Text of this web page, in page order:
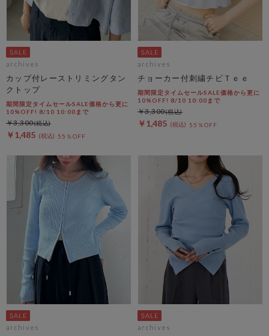
archives
カップ付レーストリミングタン
クトップ
期間限定タイムセールSALE価格から更に
10%OFF! 8/10 10:00まで
￥1,485 55％OFF
￥3,300
archives
チョーカー付刺繍チビＴｅｅ
期間限定タイムセールSALE価格から更に
10%OFF! 8/10 10:00まで
￥1,485 55％OFF
￥3,300
archives archives